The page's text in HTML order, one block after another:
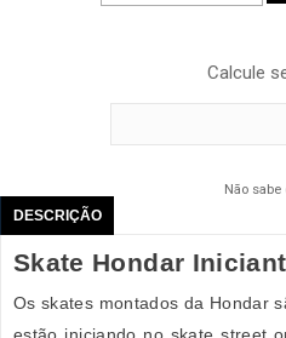
Calcule
Não sabe
DESCRIÇÃO
Skate Hondar
Os skates montados da Hondar